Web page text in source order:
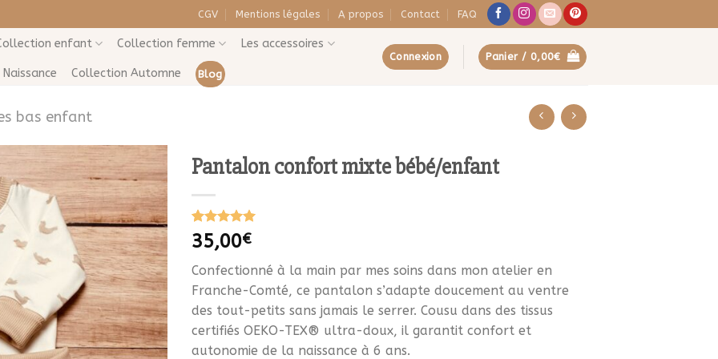
CGV Mentions légales A propos Contact FAQ
enfant Collection femme Les accessoires
Naissance Collection Automne Blog
Connexion Panier / 0,00€
bas enfant
Ajouter
à la liste
de
souhaits
Pantalon confort mixte bébé/enfant
Noté5.00
sur 5 basé
1
client
35,00€
Confectionné à la main par mes soins dans mon atelier en
Franche-Comté, ce pantalon s’adapte doucement au ventre
des tout-petits sans jamais le serrer. Cousu dans des tissus
certifiés OEKO-TEX® ultra-doux, il garantit confort et
autonomie de la naissance à 6 ans.